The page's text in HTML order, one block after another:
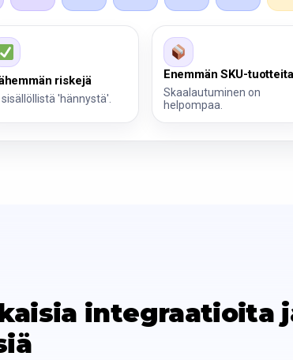
riskejä
sisällöllistä 'hännystä'.
Enemmän SKU-tuotteita
Skaalautuminen on
helpompaa.
integraatioita